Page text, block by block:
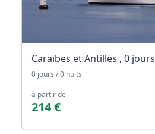
Caraïbes et Antilles , 0 jours
0 jours / 0 nuits
à partir de
214 €